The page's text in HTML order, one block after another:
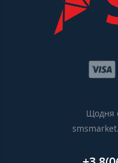
Щодня